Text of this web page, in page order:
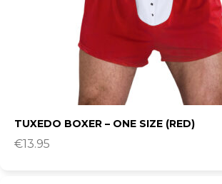
TUXEDO BOXER – ONE SIZE (RED)
€13.95